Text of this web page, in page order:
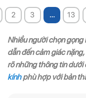
2 3 … 13
Nhiều người chọn gọng
dẫn đến cảm giác
rõ những thông tin dưới
kínhphù hợp với bản